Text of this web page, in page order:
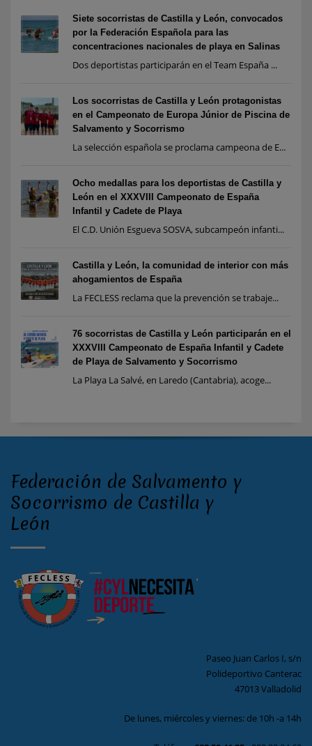
Siete socorristas de Castilla y León, convocados
por la Federación Española para las
concentraciones nacionales de playa en Salinas
Dos deportistas participarán en el Team España ...
Los socorristas de Castilla y León protagonistas
en el Campeonato de Europa Júnior de Piscina de
Salvamento y Socorrismo
La selección española se proclama campeona de E...
Ocho medallas para los deportistas de Castilla y
León en el XXXVIII Campeonato de España
Infantil y Cadete de Playa
El C.D. Unión Esgueva SOSVA, subcampeón infanti...
Castilla y León, la comunidad de interior con más
ahogamientos de España
La FECLESS reclama que la prevención se trabaje...
76 socorristas de Castilla y León participarán en el
XXXVIII Campeonato de España Infantil y Cadete
de Playa de Salvamento y Socorrismo
La Playa La Salvé, en Laredo (Cantabria), acoge...
Federación de Salvamento y
Socorrismo de Castilla y
León
Paseo Juan Carlos I, s/n
Polideportivo Canterac
47013 Valladolid
De lunes, miércoles y viernes: de 10h -a 14h